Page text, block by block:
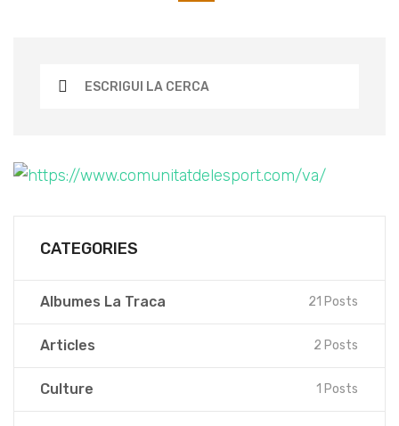
CATEGORIES
Albumes La Traca 21 Posts
Articles 2 Posts
Culture 1 Posts